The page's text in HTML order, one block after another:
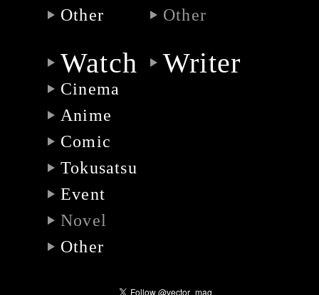
Other
Other
Watch
Cinema
Anime
Comic
Tokusatsu
Event
Novel
Other
Writer